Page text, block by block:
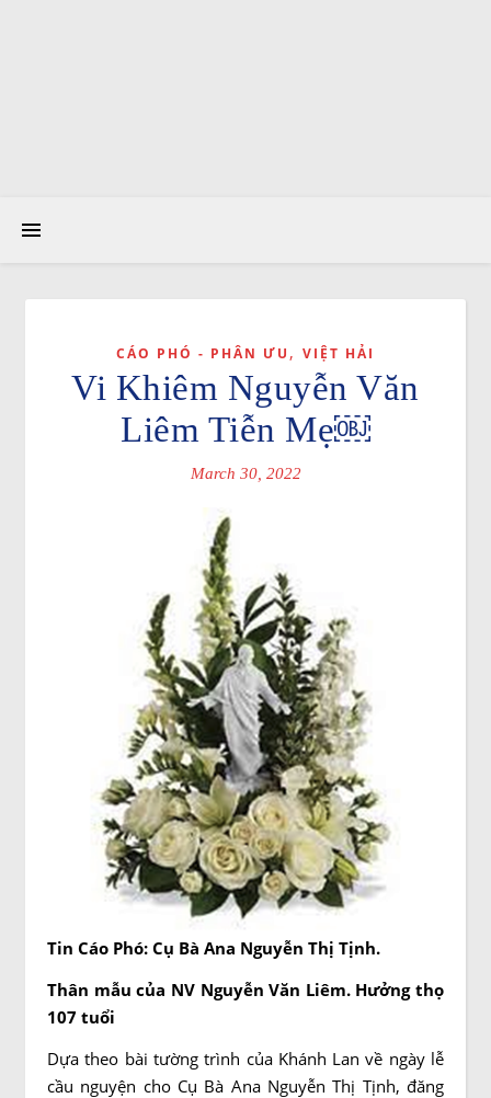
CÁO PHÓ - PHÂN ƯU , VIỆT HẢI
Vi Khiêm Nguyễn Văn
Liêm Tiễn Mẹ￼
March 30, 2022
Tin Cáo Phó: Cụ Bà Ana Nguyễn Thị Tịnh.
Thân mẫu của NV Nguyễn Văn Liêm. Hưởng thọ
107 tuổi
Dựa theo bài tường trình của Khánh Lan về ngày lễ
cầu nguyện cho Cụ Bà Ana Nguyễn Thị Tịnh, đăng